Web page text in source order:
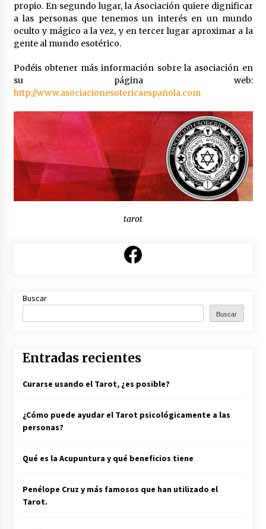
Otra Dimensión, nuevo programa de TV
8 de marzo de 2023
El Tarot de Aitor Saraiba
30 de agosto de 2022
Tarot: Carmen Nevado se jubila
30 de junio de 2022
Alicia Santamaria el mejor canal holístico de
YouTube
30 de junio de 2022
21 de junio de 2022
propio. En segundo lugar, la Asociación quiere dignificar
a las personas que tenemos un interés en un mundo
oculto y mágico a la vez, y en tercer lugar aproximar a la
gente al mundo esotérico.
Podéis obtener más información sobre la asociación en
su página web:
http://www.asociacionesotericaespañola.com
tarot
Facebook
Buscar
Buscar
Entradas recientes
Curarse usando el Tarot, ¿es posible?
¿Cómo puede ayudar el Tarot psicológicamente a las
personas?
Qué es la Acupuntura y qué beneficios tiene
Penélope Cruz y más famosos que han utilizado el
Tarot.